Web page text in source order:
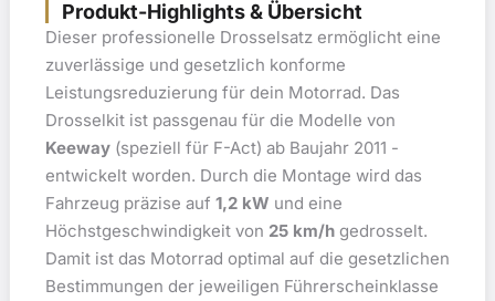
Produkt-Highlights & Übersicht
Dieser professionelle Drosselsatz ermöglicht eine
zuverlässige und gesetzlich konforme
Leistungsreduzierung für dein Motorrad. Das
Drosselkit ist passgenau für die Modelle von
Keeway (speziell für F-Act) ab Baujahr 2011 -
entwickelt worden. Durch die Montage wird das
Fahrzeug präzise auf 1,2 kW und eine
Höchstgeschwindigkeit von 25 km/h gedrosselt.
Damit ist das Motorrad optimal auf die gesetzlichen
Bestimmungen der jeweiligen Führerscheinklasse